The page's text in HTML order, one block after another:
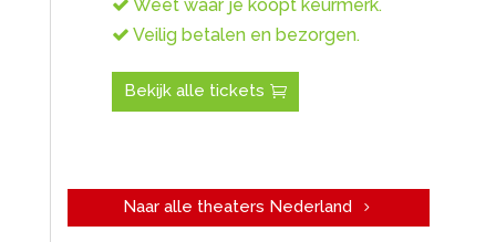
Weet waar je koopt keurmerk.
Veilig betalen en bezorgen.
Bekijk alle tickets
Naar alle theaters Nederland